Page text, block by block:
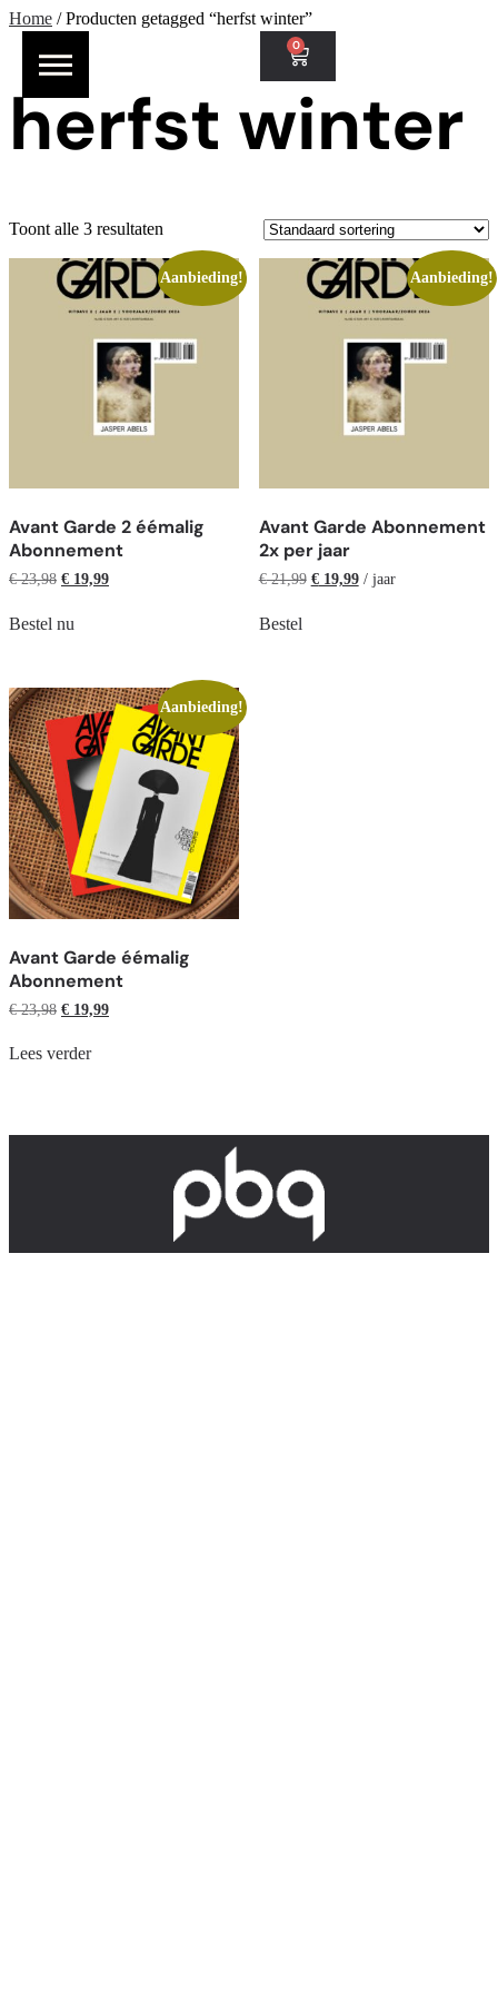
0
Home / Producten getagged “herfst winter”
herfst winter
Toont alle 3 resultaten
Aanbieding!
Avant Garde 2 éémalig
Abonnement
€23,98 € 19,99
Bestel nu
Aanbieding!
Avant Garde Abonnement
2x per jaar
€21,99 €19,99 / jaar
Bestel
Aanbieding!
Avant Garde éémalig
Abonnement
€23,98 € 19,99
Lees verder